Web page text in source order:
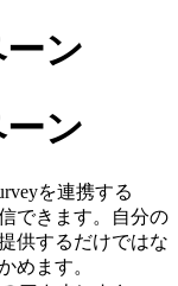
ン
ン
を連携する
できます。自分の
供するだけではな
めます。